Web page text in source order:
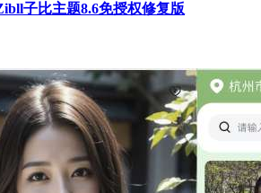
子比主题8.6免授权修复版